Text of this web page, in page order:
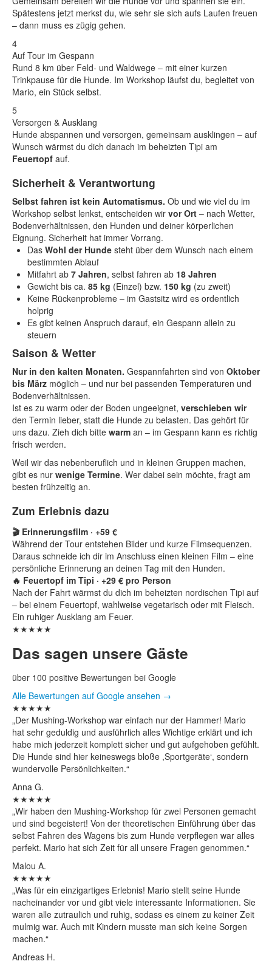
Spätestens jetzt merkst du, wie sehr sie sich aufs Laufen freuen
– dann muss es zügig gehen.
4
Auf Tour im Gespann
Rund 8 km über Feld- und Waldwege – mit einer kurzen
Trinkpause für die Hunde. Im Workshop läufst du, begleitet von
Mario, ein Stück selbst.
5
Versorgen & Ausklang
Hunde abspannen und versorgen, gemeinsam ausklingen – auf
Wunsch wärmst du dich danach im beheizten Tipi am
Feuertopf auf.
Sicherheit & Verantwortung
Selbst fahren ist kein Automatismus. Ob und wie viel du im
Workshop selbst lenkst, entscheiden wir vor Ort – nach Wetter,
Bodenverhältnissen, den Hunden und deiner körperlichen
Eignung. Sicherheit hat immer Vorrang.
Das Wohl der Hunde steht über dem Wunsch nach einem
bestimmten Ablauf
Mitfahrt ab 7 Jahren, selbst fahren ab 18 Jahren
Gewicht bis ca. 85 kg (Einzel) bzw. 150 kg (zu zweit)
Keine Rückenprobleme – im Gastsitz wird es ordentlich
holprig
Es gibt keinen Anspruch darauf, ein Gespann allein zu
steuern
Saison & Wetter
Nur in den kalten Monaten. Gespannfahrten sind von Oktober
bis März möglich – und nur bei passenden Temperaturen und
Bodenverhältnissen.
Ist es zu warm oder der Boden ungeeignet, verschieben wir
den Termin lieber, statt die Hunde zu belasten. Das gehört für
uns dazu. Zieh dich bitte warm an – im Gespann kann es richtig
frisch werden.
Weil wir das nebenberuflich und in kleinen Gruppen machen,
gibt es nur wenige Termine. Wer dabei sein möchte, fragt am
besten frühzeitig an.
Zum Erlebnis dazu
🎬 Erinnerungsfilm · +59 €
Während der Tour entstehen Bilder und kurze Filmsequenzen.
Daraus schneide ich dir im Anschluss einen kleinen Film – eine
persönliche Erinnerung an deinen Tag mit den Hunden.
🔥 Feuertopf im Tipi · +29 € pro Person
Nach der Fahrt wärmst du dich im beheizten nordischen Tipi auf
– bei einem Feuertopf, wahlweise vegetarisch oder mit Fleisch.
Ein ruhiger Ausklang am Feuer.
★★★★★
Das sagen unsere Gäste
über 100 positive Bewertungen bei Google
Alle Bewertungen auf Google ansehen →
★★★★★
„Der Mushing-Workshop war einfach nur der Hammer! Mario
hat sehr geduldig und ausführlich alles Wichtige erklärt und ich
habe mich jederzeit komplett sicher und gut aufgehoben gefühlt.
Die Hunde sind hier keineswegs bloße ,Sportgeräte‘, sondern
wundervolle Persönlichkeiten.“
Anna G.
★★★★★
„Wir haben den Mushing-Workshop für zwei Personen gemacht
und sind begeistert! Von der theoretischen Einführung über das
selbst Fahren des Wagens bis zum Hunde verpflegen war alles
perfekt. Mario hat sich Zeit für all unsere Fragen genommen.“
Malou A.
★★★★★
„Was für ein einzigartiges Erlebnis! Mario stellt seine Hunde
nacheinander vor und gibt viele interessante Informationen. Sie
waren alle zutraulich und ruhig, sodass es einem zu keiner Zeit
mulmig war. Auch mit Kindern musste man sich keine Sorgen
machen.“
Andreas H.